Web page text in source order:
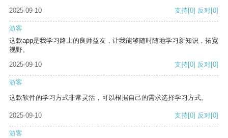
2025-09-10 支持[0] 反对[0]
游客
这款app是我学习路上的良师益友，让我能够随时随地学习新知识，拓宽
视野。
2025-09-10
支持[0] 反对[0]
游客
这款软件的学习方式非常灵活，可以根据自己的需求选择学习方式。
2025-09-10 支持[0] 反对[0]
游客